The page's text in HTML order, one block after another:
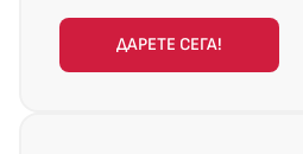
ДАРЕТЕ СЕГА!